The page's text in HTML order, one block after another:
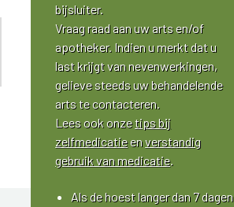
bijsluiter.
Vraag raad aan uw arts en/of
apotheker. Indien u merkt dat u
last krijgt van nevenwerkingen,
gelieve steeds uw behandelende
arts te contacteren.
Lees ook onzetips bij
zelfmedicatieenverstandig
gebruik van medicatie.
Als de hoest langer dan 7 dagen